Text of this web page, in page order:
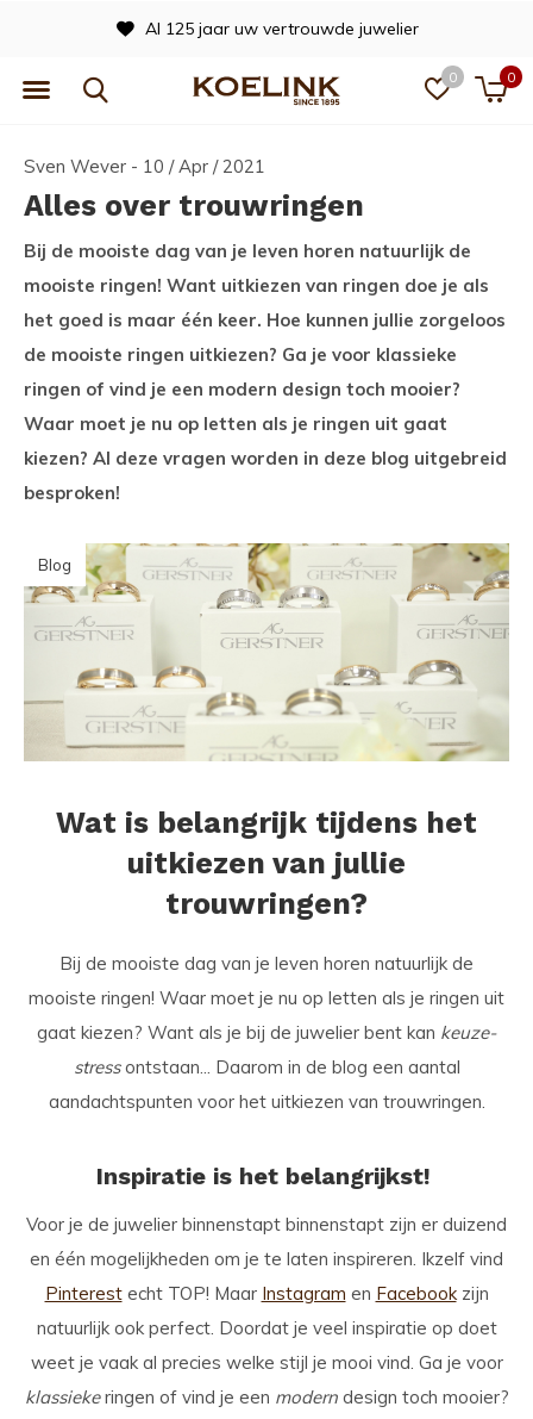
0 0
Officieel dealer van vele merken
Sven Wever - 10 / Apr / 2021
Alles over trouwringen
Bij de mooiste dag van je leven horen natuurlijk de
mooiste ringen! Want uitkiezen van ringen doe je als
het goed is maar één keer. Hoe kunnen jullie zorgeloos
de mooiste ringen uitkiezen? Ga je voor klassieke
ringen of vind je een modern design toch mooier?
Waar moet je nu op letten als je ringen uit gaat
kiezen? Al deze vragen worden in deze blog uitgebreid
besproken!
Blog
Wat is belangrijk tijdens het
uitkiezen van jullie
trouwringen?
Bij de mooiste dag van je leven horen natuurlijk de
mooiste ringen! Waar moet je nu op letten als je ringen uit
gaat kiezen? Want als je bij de juwelier bent kan keuze-
stressontstaan... Daarom in de blog een aantal
aandachtspunten voor het uitkiezen van trouwringen.
Inspiratie is het belangrijkst!
Voor je de juwelier binnenstapt binnenstapt zijn er duizend
en één mogelijkheden om je te laten inspireren. Ikzelf vind
Pinterestecht TOP! Maar Instagram en Facebookzijn
natuurlijk ook perfect. Doordat je veel inspiratie op doet
weet je vaak al precies welke stijl je mooi vind. Ga je voor
klassiekeringen of vind je een moderndesign toch mooier?